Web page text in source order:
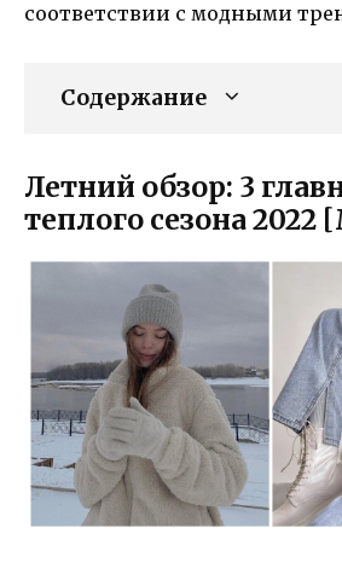
соответствии с модными
Содержание
Летний обзор: 3
теплого сезона